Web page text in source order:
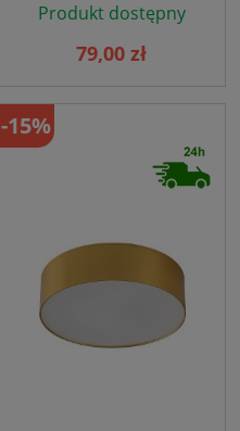
Produkt dostępny
79,00 zł
-15%